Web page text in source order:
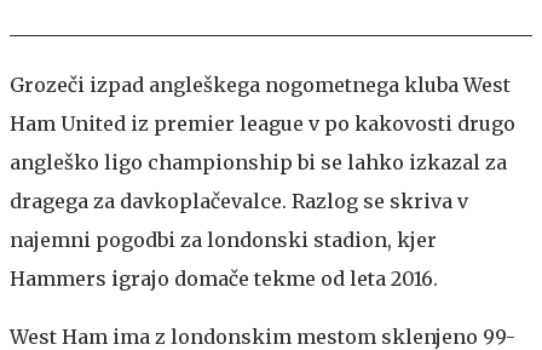
Grozeči izpad angleškega nogometnega kluba West
Ham United iz premier league v po kakovosti drugo
angleško ligo championship bi se lahko izkazal za
dragega za davkoplačevalce. Razlog se skriva v
najemni pogodbi za londonski stadion, kjer
Hammers igrajo domače tekme od leta 2016.
West Ham ima z londonskim mestom sklenjeno 99-